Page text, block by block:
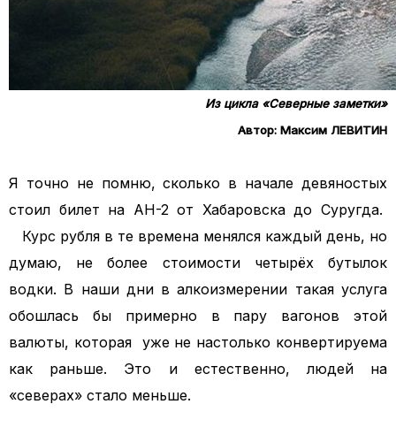
Из цикла «Северные заметки»
Автор: Максим ЛЕВИТИН
Я точно не помню, сколько в начале девяностых
стоил билет на АН-2 от Хабаровска до Суругда.
Курс рубля в те времена менялся каждый день, но
думаю, не более стоимости четырёх бутылок
водки. В наши дни в алкоизмерении такая услуга
обошлась бы примерно в пару вагонов этой
валюты, которая уже не настолько конвертируема
как раньше. Это и естественно, людей на
«северах» стало меньше.